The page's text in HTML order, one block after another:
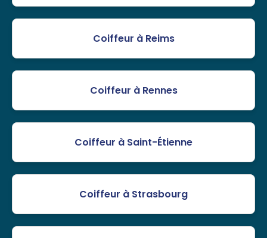
Coiffeur à Reims
Coiffeur à Rennes
Coiffeur à Saint-Étienne
Coiffeur à Strasbourg